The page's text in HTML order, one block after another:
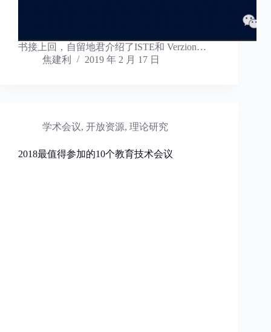
书接上回，自留地君介绍了ISTE和 Verzion…
焦建利
2019 年 2 月 17 日
学术会议, 开放资源, 理论研究
2018最值得参加的10个教育技术会议